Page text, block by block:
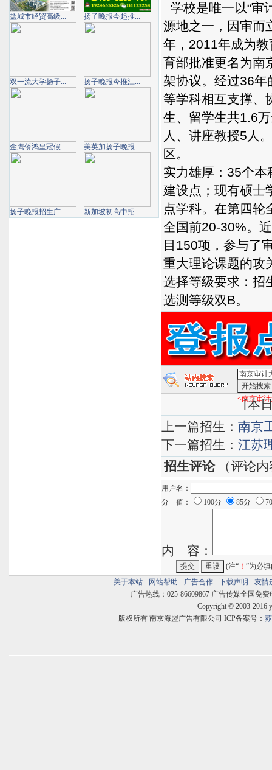
学校是唯一以“审
源地之一，因审而
年，2011年成为
育部批准更名为南
架协议。经过36
等学科相互支撑、
生、留学生共1.6
人、讲座教授5人
区。
实力雄厚：35个
建设点；现有硕士
点学科。在第四轮
全国前20-30%。
目150项，参与了
重大理论课题的攻
选择等级要求：招
选测等级双B。
<南京审计
[本
上一篇招生： 南京
下一篇招生： 江苏
招生评论（评论内
用户名：
分 值：
100分 85分
内 容：
(注“ ！ ”为必
盐城市经贸高级... 扬子晚报今起推...
双一流大学扬子... 扬子晚报今推江...
金鹰侨鸿皇冠假... 美英加扬子晚报...
扬子晚报招生广... 新加坡初高中招...
关于本站 - 网站帮助 - 广告合作 - 下载声明 - 友情
广告热线：025-86609867 广告传媒全国免费
Copyright © 2003-2016
版权所有 南京海盟广告有限公司 ICP备案号：